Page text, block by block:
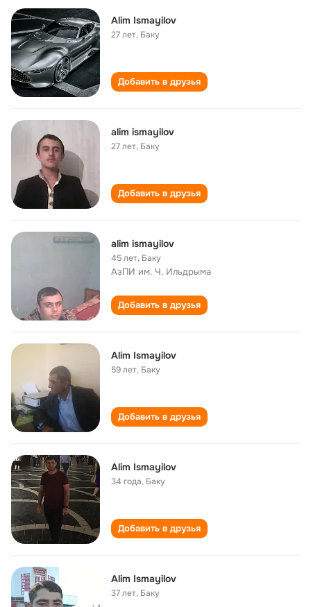
Alim Ismayilov
27 лет, Баку
Добавить в друзья
alim ismayilov
27 лет, Баку
Добавить в друзья
alim ismayilov
45 лет, Баку
АзПИ им. Ч. Ильдрыма
Добавить в друзья
Alim Ismayilov
59 лет, Баку
Добавить в друзья
Alim Ismayilov
34 года, Баку
Добавить в друзья
Alim Ismayilov
37 лет, Баку